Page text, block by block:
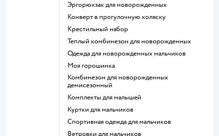
Эргорюкзак для новорожденных
Конверт в прогулочную коляску
Крестильный набор
Теплый комбинезон для новорожденных
Одежда для новорожденных мальчиков
Моя горошинка
Комбинезон для новорожденных
демисезонный
Комплекты для малышей
Куртки для мальчиков
Спортивная одежда для мальчиков
Ветровки для мальчиков